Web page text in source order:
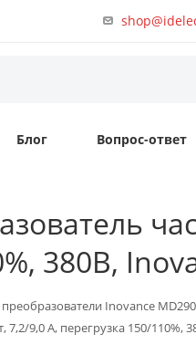
Блог Вопрос-ответ
380B,
Inovance MD290
9,0 А, перегрузка 150/110%,